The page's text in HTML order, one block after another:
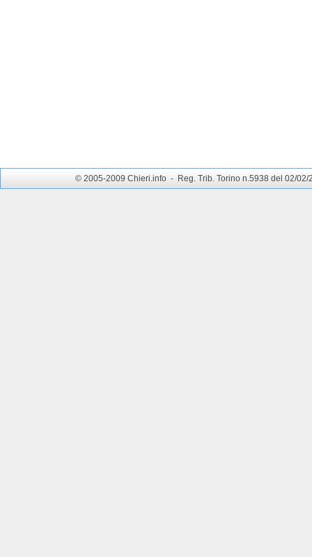
© 2005-2009 Chieri.info - Reg. Trib. Torino n.5938 del 02/02/